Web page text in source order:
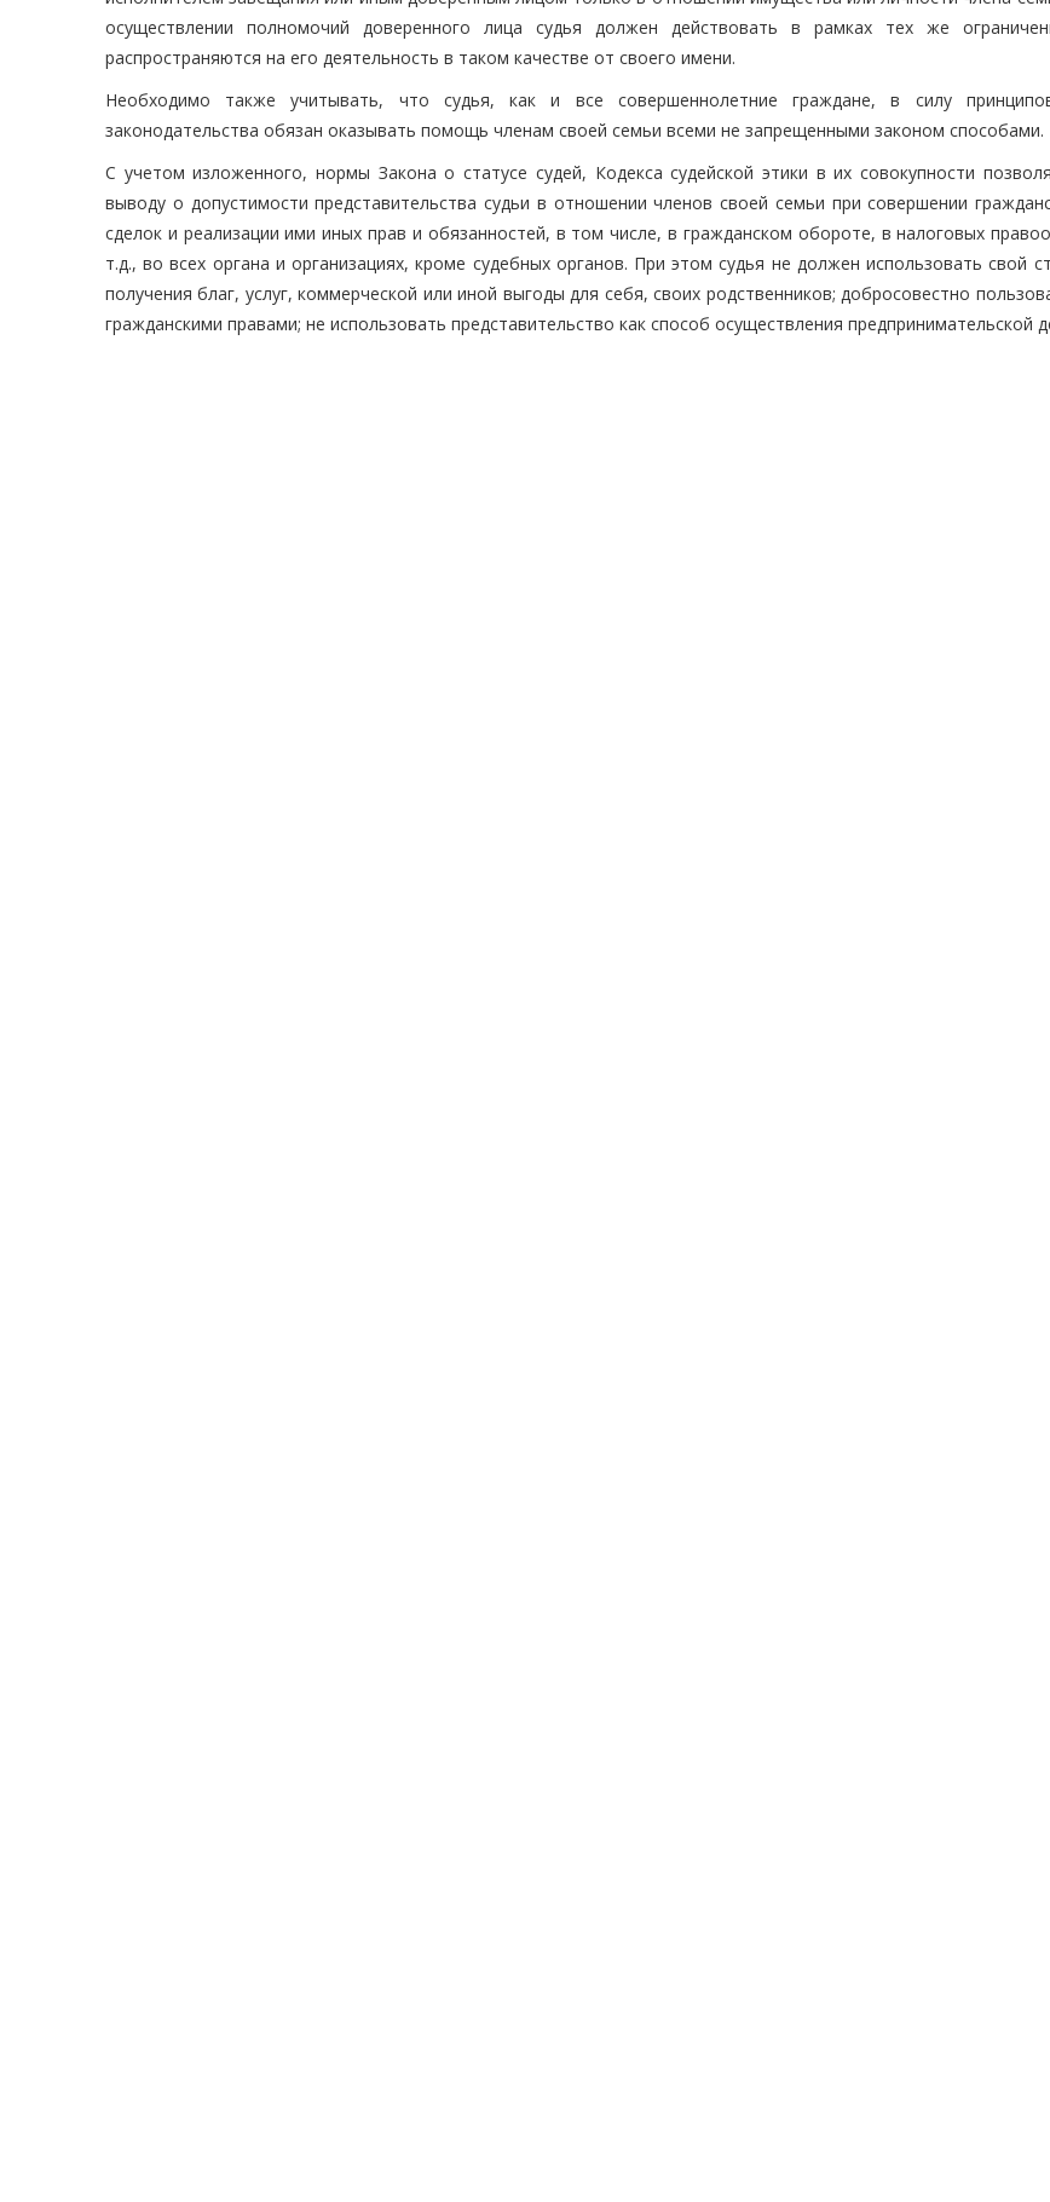
осуществлении полномочий доверенного лица судья должен действовать в рамках тех же
распространяются на его деятельность в таком качестве от своего имени.
Необходимо также учитывать, что судья, как и все совершеннолетние граждане, в силу
законодательства обязан оказывать помощь членам своей семьи всеми не запрещенными законом способами.
С учетом изложенного, нормы Закона о статусе судей, Кодекса судейской этики в их совокупности
выводу о допустимости представительства судьи в отношении членов своей семьи при совершении
сделок и реализации ими иных прав и обязанностей, в том числе, в гражданском обороте, в налоговых
т.д., во всех органа и организациях, кроме судебных органов. При этом судья не должен использовать свой
получения благ, услуг, коммерческой или иной выгоды для себя, своих родственников; добросовестно
гражданскими правами; не использовать представительство как способ осуществления предпринимательской